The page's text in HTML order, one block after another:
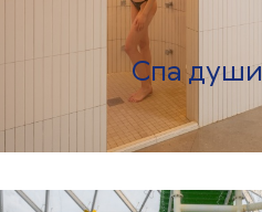
Спа души